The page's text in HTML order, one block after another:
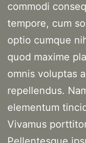
commodi
tempore, cum
optio cumque
quod maxime
omnis voluptas
repellendus.
elementum
Vivamus